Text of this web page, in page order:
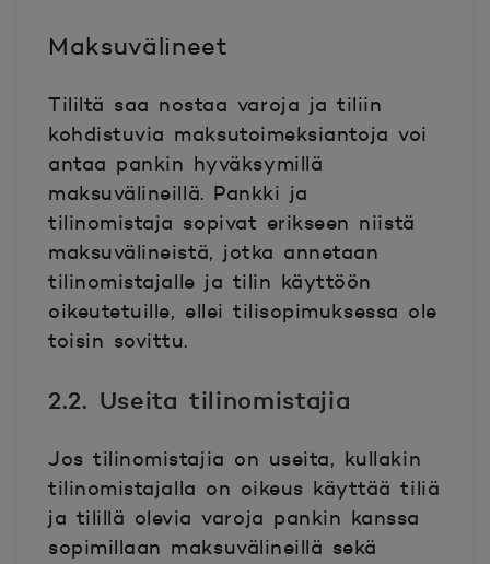
Maksuvälineet
Tililtä saa nostaa varoja ja tiliin
kohdistuvia maksutoimeksiantoja voi
antaa pankin hyväksymillä
maksuvälineillä. Pankki ja
tilinomistaja sopivat erikseen niistä
maksuvälineistä, jotka annetaan
tilinomistajalle ja tilin käyttöön
oikeutetuille, ellei tilisopimuksessa ole
toisin sovittu.
2.2. Useita tilinomistajia
Jos tilinomistajia on useita, kullakin
tilinomistajalla on oikeus käyttää tiliä
ja tilillä olevia varoja pankin kanssa
sopimillaan maksuvälineillä sekä